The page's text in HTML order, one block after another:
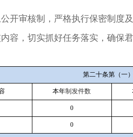
审核制，严格执行保密制度
容，切实抓好任务落实，确保
第二十条第（一
本年制发件数
0
0